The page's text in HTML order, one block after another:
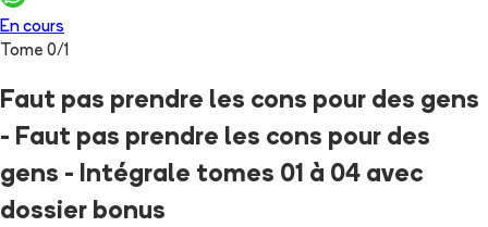
En cours
Tome 0/1
Faut pas prendre les cons pour des gens
- Faut pas prendre les cons pour des
gens - Intégrale tomes 01 à 04 avec
dossier bonus